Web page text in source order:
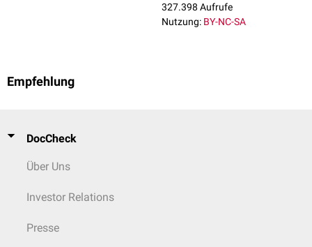
327.398 Aufrufe
Nutzung: BY-NC-SA
Empfehlung
DocCheck
Über Uns
Investor Relations
Presse